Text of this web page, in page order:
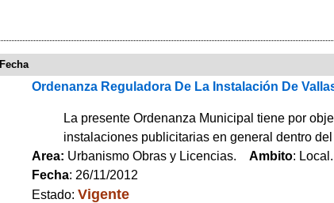
Fecha
Ordenanza Reguladora De La Instalación De
La presente Ordenanza Municipal tiene por
instalaciones publicitarias en general dentro
Area: Urbanismo Obras y Licencias. Ambito:
Fecha: 26/11/2012
Estado: Vigente